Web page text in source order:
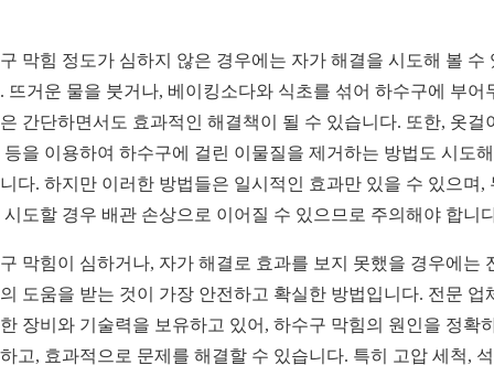
막힘 정도가 심하지 않은 경우에는 자가 해결을 시도해 볼 수
뜨거운 물을 붓거나, 베이킹소다와 식초를 섞어 하수구에 부어
간단하면서도 효과적인 해결책이 될 수 있습니다. 또한, 옷걸
등을 이용하여 하수구에 걸린 이물질을 제거하는 방법도 시도
다. 하지만 이러한 방법들은 일시적인 효과만 있을 수 있으며,
시도할 경우 배관 손상으로 이어질 수 있으므로 주의해야 합니
막힘이 심하거나, 자가 해결로 효과를 보지 못했을 경우에는
도움을 받는 것이 가장 안전하고 확실한 방법입니다. 전문 업
장비와 기술력을 보유하고 있어, 하수구 막힘의 원인을 정확
고, 효과적으로 문제를 해결할 수 있습니다. 특히 고압 세척,